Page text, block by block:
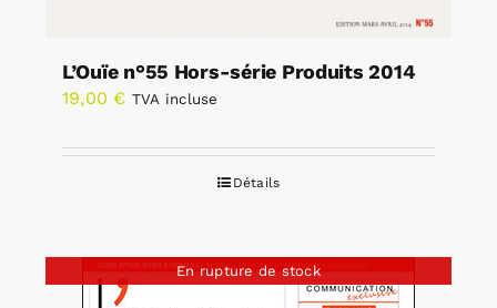
L’Ouïe n°55 Hors-série Produits 2014
19,00 € TVA incluse
Détails
En rupture de stock